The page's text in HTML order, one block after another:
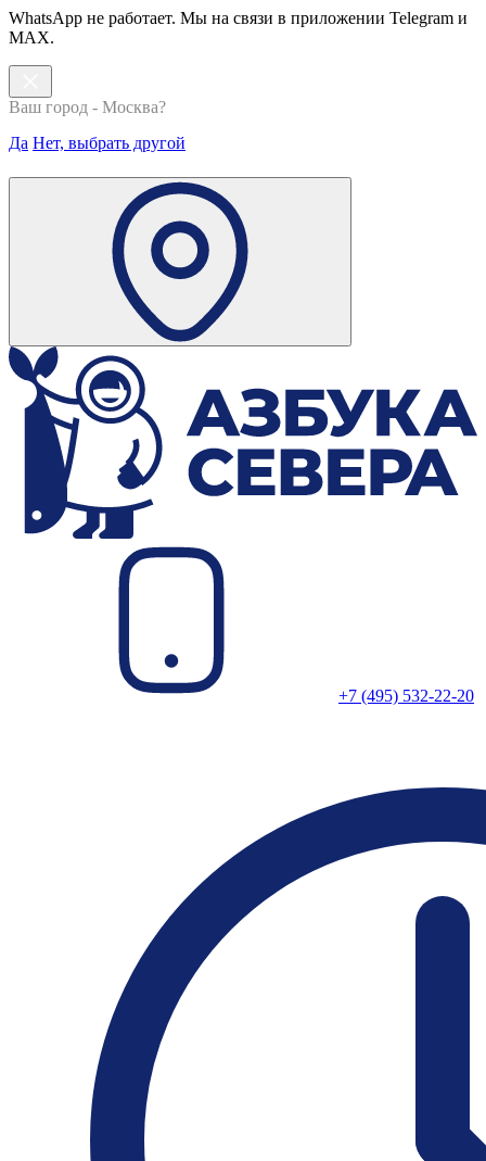
WhatsApp не работает. Мы на связи в приложении Telegram и
MAX.
Ваш город - Москва?
Да Нет, выбрать другой
+7 (495) 532-22-20